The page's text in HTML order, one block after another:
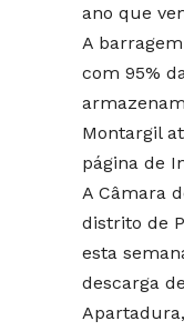
ano que
A
com 95%
Montargil
página de
A Câmara
distrito de
esta
descarga